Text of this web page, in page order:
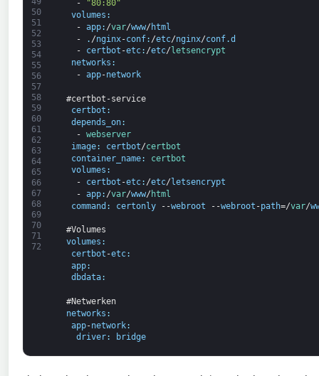
50
51
52
53
54
55
56
57
58
59
60
61
62
63
64
65
66
67
68
69
70
71
72
-
"80:80"
volumes :
- app: /var/www/ html
-
. /nginx-conf: /etc/nginx/conf.d
-
certbot -etc: /etc/ letsencrypt
networks :
- app-network
#certbot-service
certbot :
depends_on:
- webserver
image: certbot/certbot
container_name:
certbot
volumes :
-
certbot -etc: /etc/ letsencrypt
- app: /var/www/ html
command : certonly --webroot --webroot -path=/var/
#Volumes
volumes :
certbot -etc:
app:
dbdata:
#Netwerken
networks :
app-network:
driver: bridge